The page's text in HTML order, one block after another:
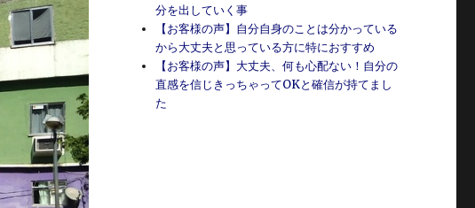
分を出していく事
【お客様の声】自分自身のことは分かっている
から大丈夫と思っている方に特におすすめ
【お客様の声】大丈夫、何も心配ない！自分の
直感を信じきっちゃってOKと確信が持てまし
た